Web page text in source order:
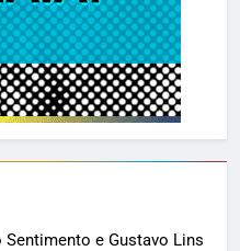
e Gustavo Lins